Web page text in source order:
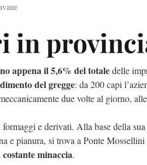
in
appena il 5,6% del totaledelle
del gregge: da 200 capi
due volte al giorno,
e derivati. Alla base della sua
e pianura, si trova a Ponte
minaccia.